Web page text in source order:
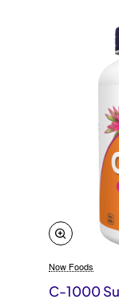
Now Foods
C-1000